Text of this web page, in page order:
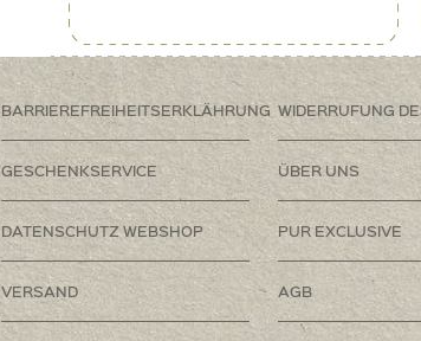
BARRIEREFREIHEITSERKLÄHRUNG WIDERRUFUNG
GESCHENKSERVICE ÜBER UNS
DATENSCHUTZ WEBSHOP PUR EXCLUSIVE
VERSAND AGB